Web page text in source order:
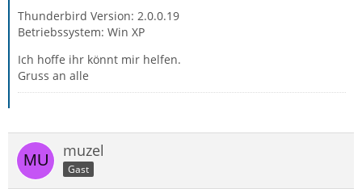
Thunderbird Version: 2.0.0.19
Betriebssystem: Win XP
Ich hoffe ihr könnt mir helfen.
Gruss an alle
muzel
Gast